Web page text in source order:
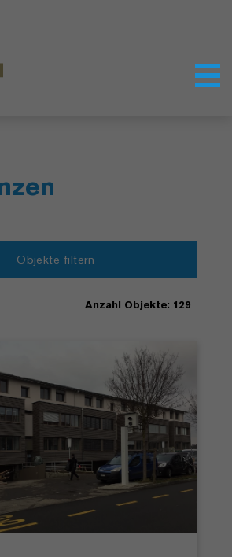
Objekte filtern
Anzahl Objekte: 129